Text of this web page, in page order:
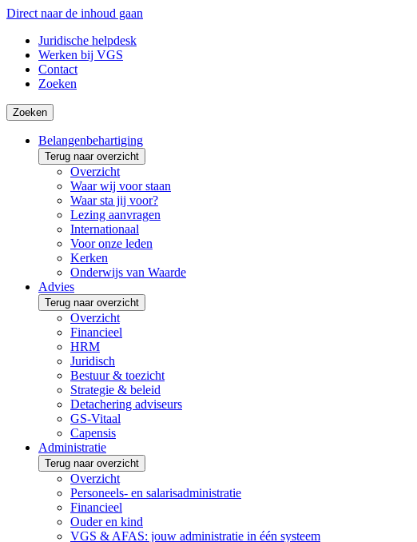
Direct naar de inhoud gaan
Juridische helpdesk
Werken bij VGS
Contact
Zoeken
Zoeken
Belangenbehartiging
Terug naar overzicht
Overzicht
Waar wij voor staan
Waar sta jij voor?
Lezing aanvragen
Internationaal
Voor onze leden
Kerken
Onderwijs van Waarde
Advies
Terug naar overzicht
Overzicht
Financieel
HRM
Juridisch
Bestuur & toezicht
Strategie & beleid
Detachering adviseurs
GS-Vitaal
Capensis
Administratie
Terug naar overzicht
Overzicht
Personeels- en salarisadministratie
Financieel
Ouder en kind
VGS & AFAS: jouw administratie in één systeem